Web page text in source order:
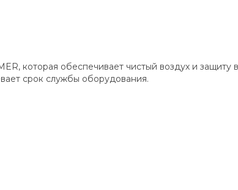
которая обеспечивает чистый воздух и защиту
срок службы оборудования.